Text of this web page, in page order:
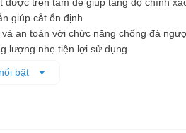
được trên tấm đế giúp tăng độ chính
giúp cắt ổn định
an toàn với chức năng chống đá
lượng nhẹ tiện lợi sử dụng
bật